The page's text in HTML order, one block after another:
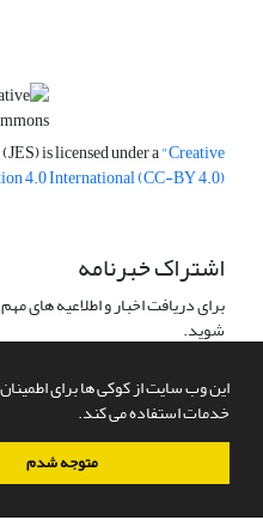
این وب سایت از کوکی ها برای اطمینان
خدمات استفاده می کند.
متوجه شدم
is licensed under a"Creative
4.0 International (CC-BY 4.0)"
اشتراک خبرنامه
برای دریافت اخبار و اطلاعیه های
شوید.
سامانه مدیریت نشریات علمی.